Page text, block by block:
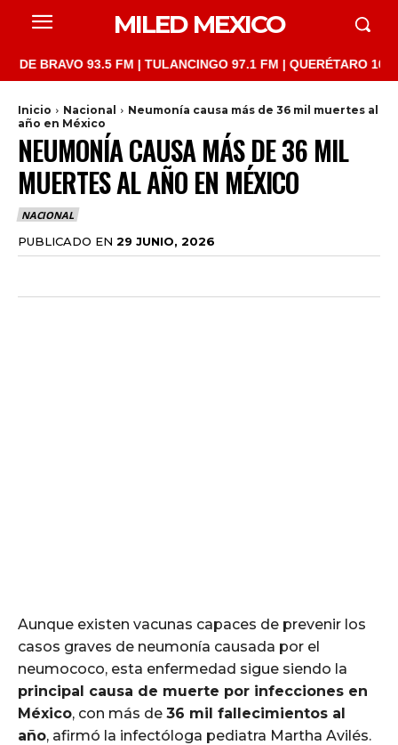
MILED MEXICO
93.5 FM | TULANCINGO 97.1 FM | QUERÉTARO 103.1
Inicio Nacional
Neumonía causa más de 36 mil muertes al
año en México
NEUMONÍA CAUSA MÁS DE 36 MIL
MUERTES AL AÑO EN MÉXICO
NACIONAL
PUBLICADO EN 29 JUNIO, 2026
Aunque existen vacunas capaces de prevenir los
casos graves de neumonía causada por el
neumococo, esta enfermedad sigue siendo la
principal causa de muerte por infecciones en
México, con más de 36 mil fallecimientos al
año, afirmó la infectóloga pediatra Martha Avilés.